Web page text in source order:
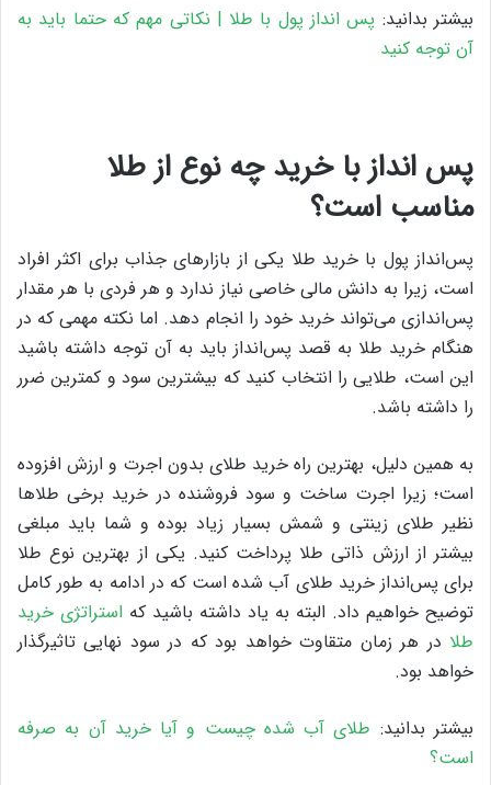
بیشتر بدانید: پس انداز پول با طلا | نکاتی مهم که حتما باید به
آن توجه کنید
پس‌ انداز با خرید چه نوع از طلا
مناسب است؟
پس‌انداز پول با خرید طلا یکی از بازارهای جذاب برای اکثر افراد
است، زیرا به دانش مالی خاصی نیاز ندارد و هر فردی با هر مقدار
پس‌اندازی می‌تواند خرید خود را انجام دهد. اما نکته مهمی که در
هنگام خرید طلا به قصد پس‌انداز باید به آن توجه داشته باشید
این است، طلایی را انتخاب کنید که بیشترین سود و کمترین ضرر
را داشته باشد.
به همین دلیل، بهترین راه خرید طلای بدون اجرت و ارزش افزوده
است؛ زیرا اجرت ساخت و سود فروشنده در خرید برخی طلاها
نظیر طلای زینتی و شمش بسیار زیاد بوده و شما باید مبلغی
بیشتر از ارزش ذاتی طلا پرداخت کنید. یکی از بهترین نوع طلا
برای پس‌انداز خرید طلای آب شده است که در ادامه به طور کامل
توضیح خواهیم داد. البته به یاد داشته باشید که استراتژی خرید
طلا در هر زمان متقاوت خواهد بود که در سود نهایی تاثیرگذار
خواهد بود.
بیشتر بدانید: طلای آب شده چیست و آیا خرید آن به صرفه
است؟